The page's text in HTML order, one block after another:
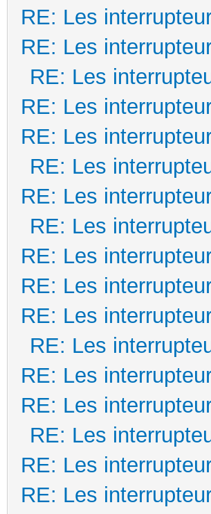
RE: Les
RE: Les
RE: Les
RE: Les
RE: Les
RE: Les
RE: Les
RE: Les
RE: Les
RE: Les
RE: Les
RE: Les
RE: Les
RE: Les
RE: Les
RE: Les
RE: Les